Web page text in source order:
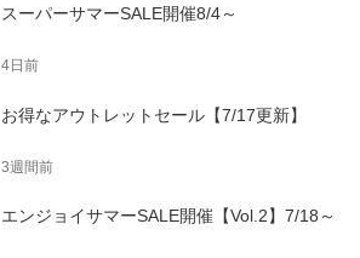
スーパーサマーSALE開催8/4～
4日前
お得なアウトレットセール【7/17更新】
3週間前
エンジョイサマーSALE開催【Vol.2】7/18～